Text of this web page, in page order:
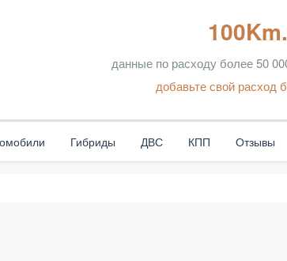
данные по расходу более 50
добавьте свой расход
Гибриды ДВС КПП Отзывы